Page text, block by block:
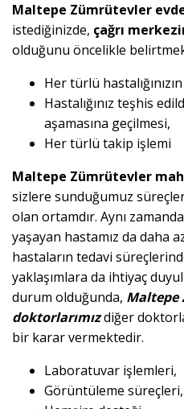
Maltepe Zümrütevler
istediğinizde, çağrı
olduğunu öncelikle
Her türlü
Hastalığınız teşhis
aşamasına geçilmesi,
Her türlü takip işlemi
Maltepe Zümrütevler
sizlere sunduğumuz
olan ortamdır. Aynı
yaşayan hastamız da daha
hastaların tedavi
yaklaşımlara da ihtiyaç
durum olduğunda, Maltepe
doktorlarımızdiğer
bir karar vermektedir.
Laboratuvar işlemleri,
Görüntüleme süreçleri,